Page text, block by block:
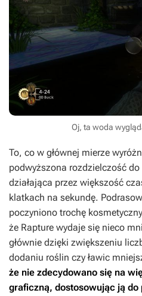
Oj, ta woda
To, co w głównej mierze
podwyższona rozdzielczość
działająca przez większość
klatkach na sekundę.
poczyniono trochę
że Rapture wydaje się nieco
głównie dzięki zwiększeniu
dodaniu roślin czy ławic
że nie zdecydowano się na
graficzną, dostosowując ją